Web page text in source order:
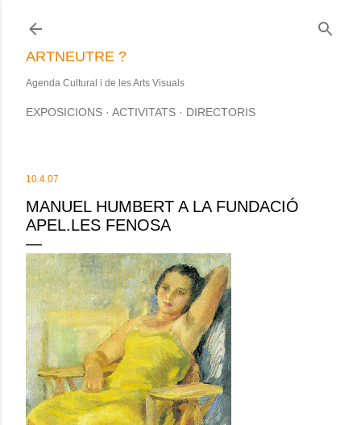
ARTNEUTRE ?
Agenda Cultural i de les Arts Visuals
EXPOSICIONS ACTIVITATS DIRECTORIS
10.4.07
MANUEL HUMBERT A LA FUNDACIÓ
APEL.LES FENOSA